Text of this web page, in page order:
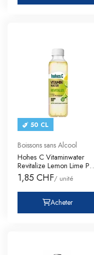
50 CL
Boissons sans Alcool
Hohes C Vitaminwater
Revitalize Lemon Lime Pet
6-P
1,85 CHF/ unité
Acheter